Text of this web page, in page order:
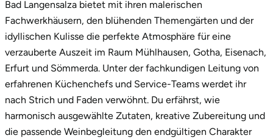
Bad Langensalza bietet mit ihren malerischen
Fachwerkhäusern, den blühenden Themengärten und der
idyllischen Kulisse die perfekte Atmosphäre für eine
verzauberte Auszeit im Raum Mühlhausen, Gotha, Eisenach,
Erfurt und Sömmerda. Unter der fachkundigen Leitung von
erfahrenen Küchenchefs und Service-Teams werdet ihr
nach Strich und Faden verwöhnt. Du erfährst, wie
harmonisch ausgewählte Zutaten, kreative Zubereitung und
die passende Weinbegleitung den endgültigen Charakter
Stendal
Stettiner Haff
Stormarn
Straubing